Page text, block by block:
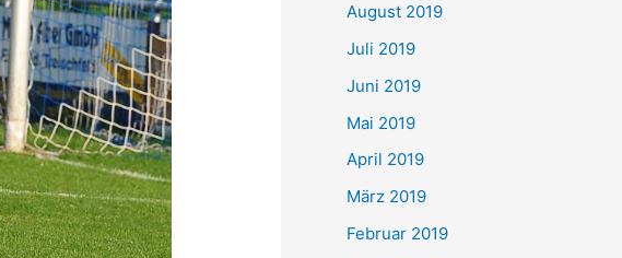
August 2019
Juli 2019
Juni 2019
Mai 2019
April 2019
März 2019
Februar 2019